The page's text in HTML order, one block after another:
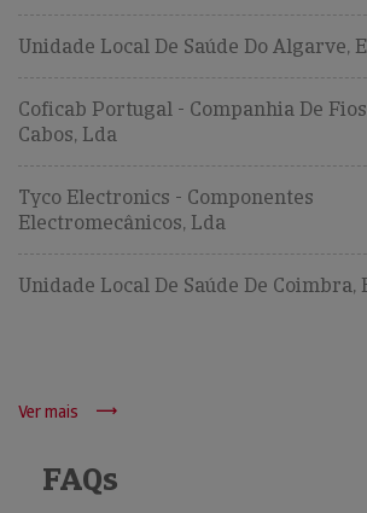
Unidade Local De Saúde Do Algarve,
Coficab Portugal - Companhia De
Cabos, Lda
Tyco Electronics - Componentes
Electromecânicos, Lda
Unidade Local De Saúde De Coimbra,
Ver mais
FAQs